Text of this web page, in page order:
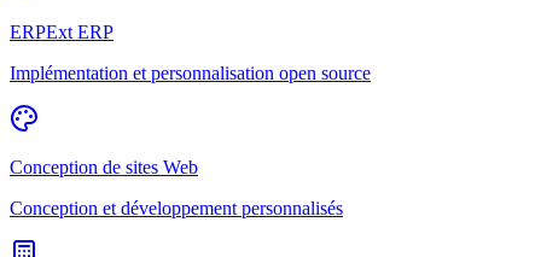
ERPExt ERP
Implémentation et personnalisation open source
Conception de sites Web
Conception et développement personnalisés